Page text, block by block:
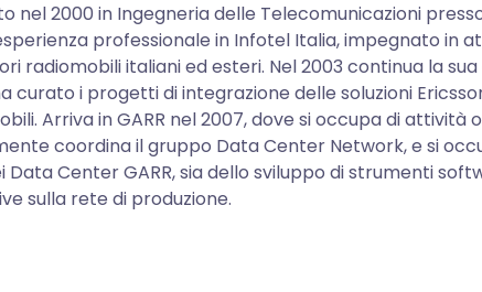
nel 2000 in Ingegneria delle Telecomunicazioni
professionale in Infotel Italia, impegnato in
radiomobili italiani ed esteri. Nel 2003 continua la
curato i progetti di integrazione delle soluzioni
Arriva in GARR nel 2007, dove si occupa di attività
coordina il gruppo Data Center Network, e si
Data Center GARR, sia dello sviluppo di strumenti
sulla rete di produzione.